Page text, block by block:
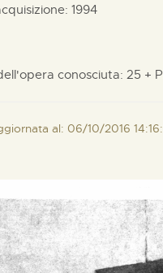
1994
conosciuta: 25 +
al: 06/10/2016